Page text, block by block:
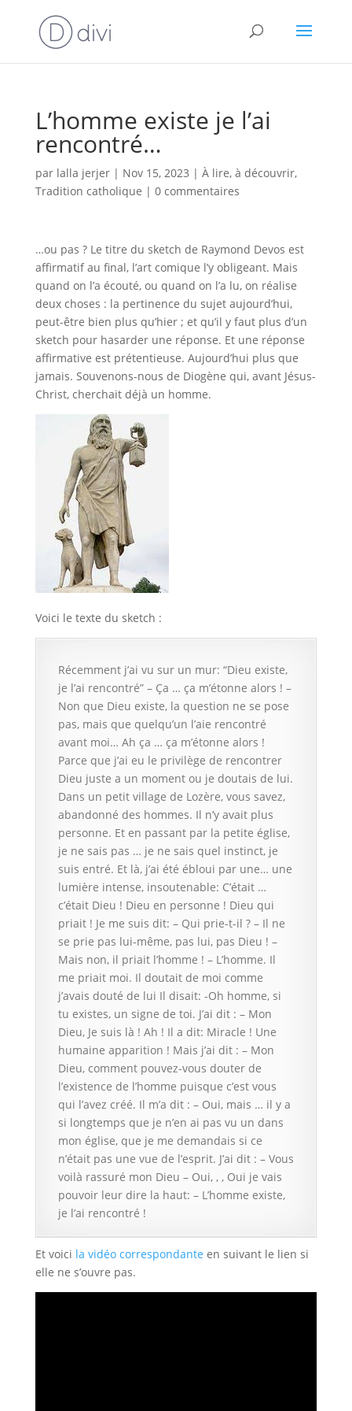
L’homme existe je l’ai
rencontré…
par lalla jerjer| Nov 15, 2023 | À lire, à découvrir,
Tradition catholique | 0 commentaires
…ou pas ? Le titre du sketch de Raymond Devos est
affirmatif au final, l’art comique l’y obligeant. Mais
quand on l’a écouté, ou quand on l’a lu, on réalise
deux choses : la pertinence du sujet aujourd’hui,
peut-être bien plus qu’hier ; et qu’il y faut plus d’un
sketch pour hasarder une réponse. Et une réponse
affirmative est prétentieuse. Aujourd’hui plus que
jamais. Souvenons-nous de Diogène qui, avant Jésus-
Christ, cherchait déjà un homme.
Voici le texte du sketch :
Récemment j’ai vu sur un mur: “Dieu existe,
je l’ai rencontré” – Ça … ça m’étonne alors ! –
Non que Dieu existe, la question ne se pose
pas, mais que quelqu’un l’aie rencontré
avant moi… Ah ça … ça m’étonne alors !
Parce que j’ai eu le privilège de rencontrer
Dieu juste a un moment ou je doutais de lui.
Dans un petit village de Lozère, vous savez,
abandonné des hommes. Il n’y avait plus
personne. Et en passant par la petite église,
je ne sais pas … je ne sais quel instinct, je
suis entré. Et là, j’ai été ébloui par une… une
lumière intense, insoutenable: C’était …
c’était Dieu ! Dieu en personne ! Dieu qui
priait ! Je me suis dit: – Qui prie-t-il ? – Il ne
se prie pas lui-même, pas lui, pas Dieu ! –
Mais non, il priait l’homme ! – L’homme. Il
me priait moi. Il doutait de moi comme
j’avais douté de lui Il disait: -Oh homme, si
tu existes, un signe de toi. J’ai dit : – Mon
Dieu, Je suis là ! Ah ! Il a dit: Miracle ! Une
humaine apparition ! Mais j’ai dit : – Mon
Dieu, comment pouvez-vous douter de
l’existence de l’homme puisque c’est vous
qui l’avez créé. Il m’a dit : – Oui, mais … il y a
si longtemps que je n’en ai pas vu un dans
mon église, que je me demandais si ce
n’était pas une vue de l’esprit. J’ai dit : – Vous
voilà rassuré mon Dieu – Oui, , , Oui je vais
pouvoir leur dire la haut: – L’homme existe,
je l’ai rencontré !
Et voici la vidéo correspondante en suivant le lien si
elle ne s’ouvre pas.